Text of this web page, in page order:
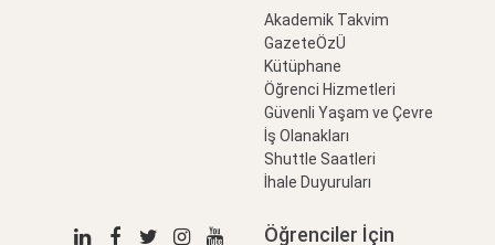
Akademik Takvim
GazeteÖzÜ
Kütüphane
Öğrenci Hizmetleri
Güvenli Yaşam ve Çevre
İş Olanakları
Shuttle Saatleri
İhale Duyuruları
Öğrenciler İçin